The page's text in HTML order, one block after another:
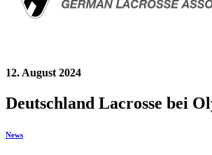
12. August 2024
Deutschland Lacrosse bei
News